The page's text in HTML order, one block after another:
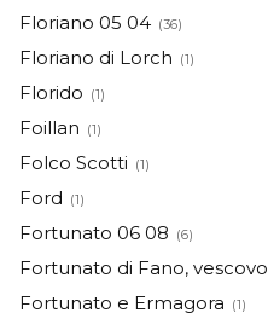
Floriano 05 04 (36)
Floriano di Lorch (1)
Florido (1)
Foillan (1)
Folco Scotti (1)
Ford (1)
Fortunato 06 08 (6)
Fortunato di Fano, vescovo
Fortunato e Ermagora (1)